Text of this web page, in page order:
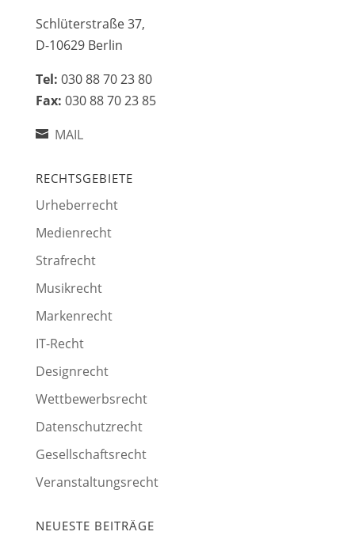
Schlüterstraße 37,
D-10629 Berlin
Tel: 030 88 70 23 80
Fax: 030 88 70 23 85
MAIL
RECHTSGEBIETE
Urheberrecht
Medienrecht
Strafrecht
Musikrecht
Markenrecht
IT-Recht
Designrecht
Wettbewerbsrecht
Datenschutzrecht
Gesellschaftsrecht
Veranstaltungsrecht
NEUESTE BEITRÄGE